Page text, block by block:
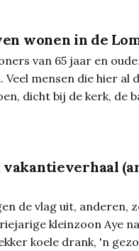
wonen in de
van 65 jaar en
mensen die hier al
dicht bij de kerk, de
er met
vakantieverhaal
de vlag uit, anderen,
kleinzoon Aye
koele drank, 'n